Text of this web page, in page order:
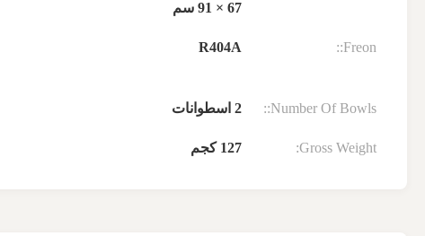
67 × 91 سم
Freon::
R404A
Number Of Bowls:: 2 اسطوانات
Gross Weight: 127 كجم